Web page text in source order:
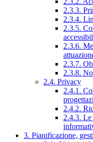
2.3.3.
2.3.4.
2.3.5.
2.3.6.
2.3.7.
2.3.8.
2.4. Privacy
2.4.1.
2.4.2.
2.4.3. Le
3. Pianificazione,